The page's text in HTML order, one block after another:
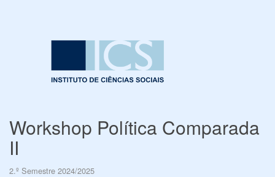
Workshop Política Comparada
II
2.º Semestre 2024/2025